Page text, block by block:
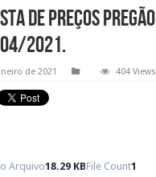
de Preços Pregão
2021.
de 2021 404 Views
Arquivo18.29 KBFile Count1